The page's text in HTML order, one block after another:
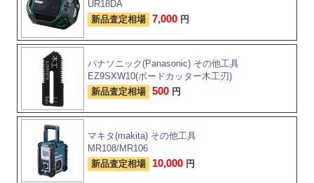
UR18DA
新品査定相場 7,000 円
パナソニック(Panasonic) その他工具
EZ9SXW10(ボードカッター木工刃)
新品査定相場 500 円
マキタ(makita) その他工具
MR108/MR106
新品査定相場 10,000 円